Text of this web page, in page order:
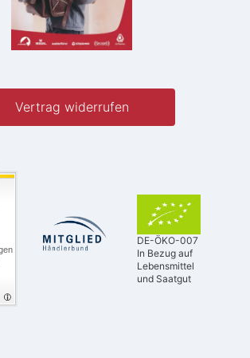
Vertrag widerrufen
DE-ÖKO-007
In Bezug auf
Lebensmittel
und Saatgut